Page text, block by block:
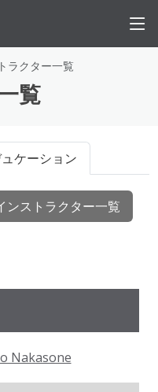
ラクター一覧
覧
ケーション
ンストラクター一覧
Nakasone